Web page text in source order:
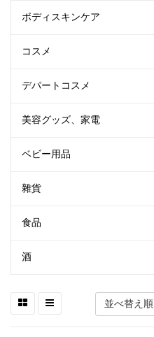
ボディスキンケア
コスメ
デパートコスメ
美容グッズ、家電
ベビー用品
雜貨
食品
酒
並べ替え順